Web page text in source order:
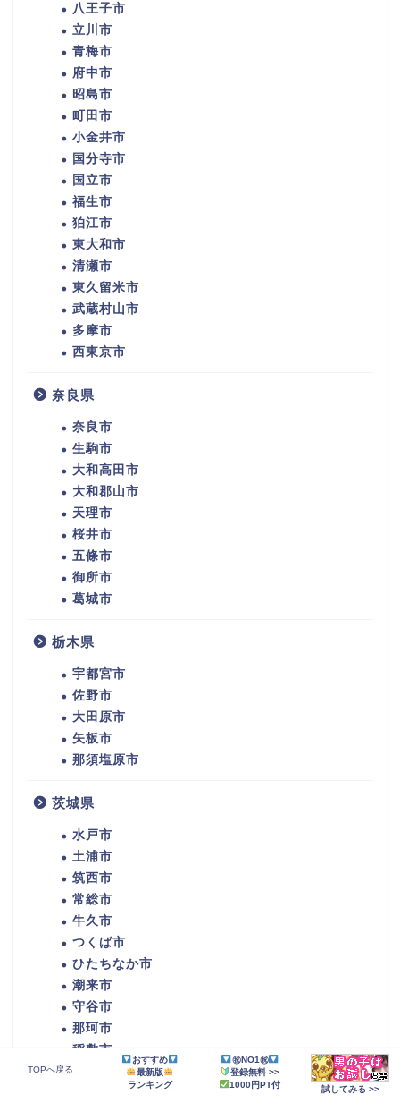
八王子市
立川市
青梅市
府中市
昭島市
町田市
小金井市
国分寺市
国立市
福生市
狛江市
東大和市
清瀬市
東久留米市
武蔵村山市
多摩市
西東京市
奈良県
奈良市
生駒市
大和高田市
大和郡山市
天理市
桜井市
五條市
御所市
葛城市
栃木県
宇都宮市
佐野市
大田原市
矢板市
那須塩原市
茨城県
水戸市
土浦市
筑西市
常総市
牛久市
つくば市
ひたちなか市
潮来市
守谷市
那珂市
稲敷市
かすみがうら市
TOPへ戻る
おすすめ
最新版
ランキング
㊗NO1㊗
登録無料 >>
1000円PT付
試してみる >>